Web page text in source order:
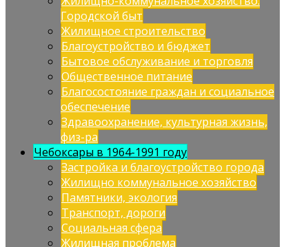
Городской быт
Жилищное строительство
Благоустройство и бюджет
Бытовое обслуживание и торговля
Общественное питание
Благосостояние граждан и социальное
обеспечение
Здравоохранение, культурная жизнь,
физ-ра
Чебоксары в 1964-1991 году
Застройка и благоустройство города
Жилищно коммунальное хозяйство
Памятники, экология
Транспорт, дороги
Социальная сфера
Жилищная проблема